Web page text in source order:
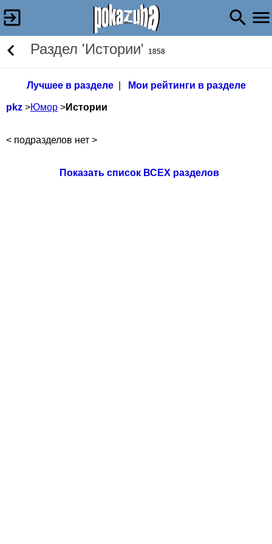
Раздел 'Истории' 1858
Лучшее в разделе| Мои рейтинги в разделе
pkz >Юмор >Истории
< подразделов нет >
Показать список ВСЕХ разделов